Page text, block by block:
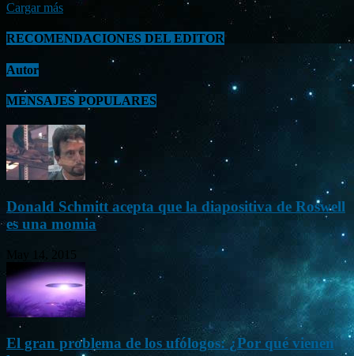
Cargar más
RECOMENDACIONES DEL EDITOR
Autor
MENSAJES POPULARES
Donald Schmitt acepta que la diapositiva de Roswell
es una momia
El gran problema de los ufólogos: ¿Por qué vienen